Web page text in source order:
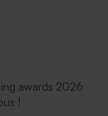
awards 2026
!